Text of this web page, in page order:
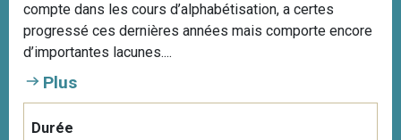
compte dans les cours d’alphabétisation, a certes
progressé ces dernières années mais comporte encore
d’importantes lacunes....
Plus
Durée